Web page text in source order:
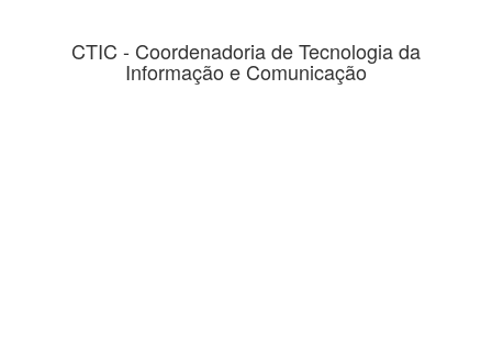
CTIC - Coordenadoria de Tecnologia da
Informação e Comunicação